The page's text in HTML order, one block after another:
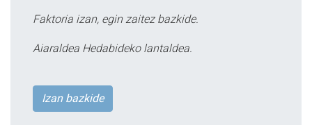
Faktoria izan, egin zaitez bazkide.
Aiaraldea Hedabideko lantaldea.
Izan bazkide